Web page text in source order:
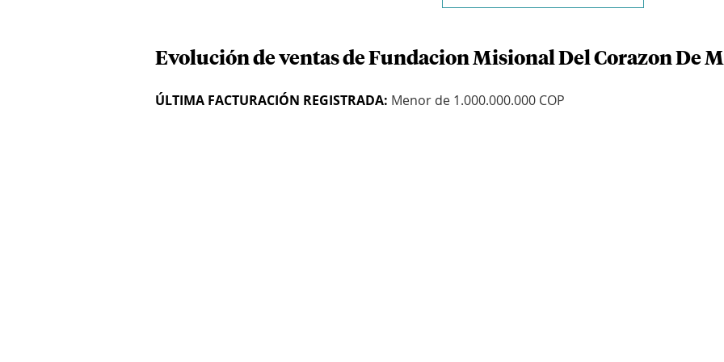
Evolución de ventas de Fundacion Misional Del Corazon De
ÚLTIMA FACTURACIÓN REGISTRADA: Menor de 1.000.000.000 COP